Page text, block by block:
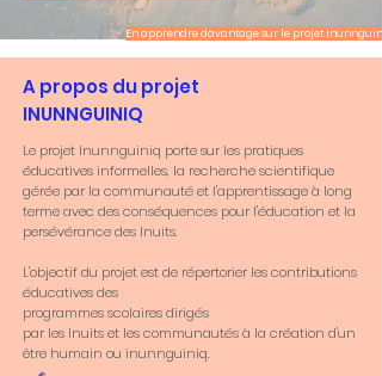
A propos du projet
INUNNGUINIQ
Le projet Inunnguiniq porte sur les pratiques
éducatives informelles, la recherche scientifique
gérée par la communauté et l'apprentissage à long
terme avec des conséquences pour l'éducation et la
persévérance des Inuits.
L'objectif du projet est de répertorier les contributions
éducatives des
programmes scolaires dirigés
par les Inuits et les communautés à la création d'un
être humain ou inunnguiniq.
En apprendre davantage sur le projet